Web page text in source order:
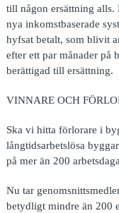
till någon ersättning alls.
nya inkomstbaserade
hyfsat betalt, som blivit
efter ett par månader på
berättigad till ersättning.
VINNARE OCH
Ska vi hitta förlorare i
långtidsarbetslösa
på mer än 200
Nu tar
betydligt mindre än 200